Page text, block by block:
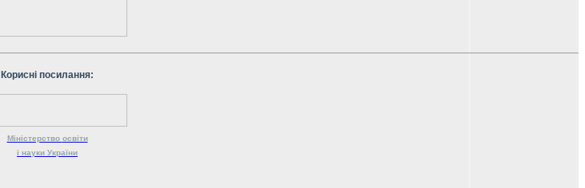
Корисні посилання:
Міністерство освіти
і науки України